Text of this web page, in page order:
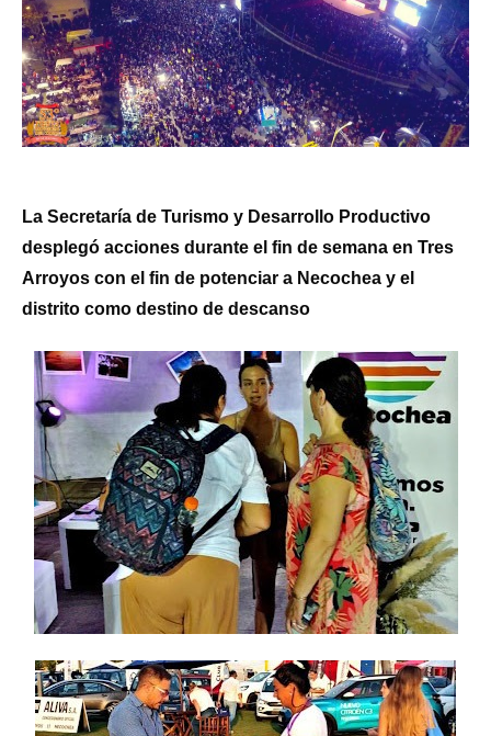
La Secretaría de Turismo y Desarrollo Productivo
desplegó acciones durante el fin de semana en Tres
Arroyos con el fin de potenciar a Necochea y el
distrito como destino de descanso